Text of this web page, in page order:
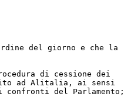
del giorno e che la
di cessione dei
ad Alitalia, ai sensi
confronti del Parlamento;